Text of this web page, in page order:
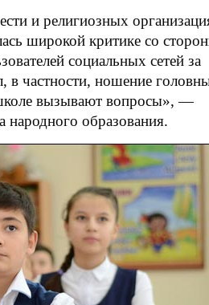
и религиозных
широкой критике со
социальных сетей за
частности, ношение
вызывают вопросы», —
образования.